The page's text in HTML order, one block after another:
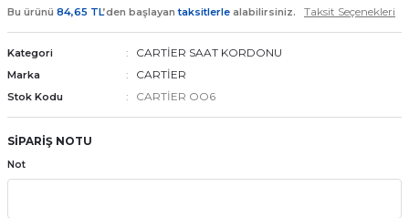
Pili
Kordonları
Bu ürünü 84,65 TL’den başlayantaksitlerle alabilirsiniz. Taksit Seçenekleri
Kategori CARTİER SAAT KORDONU
Marka CARTİER
Stok Kodu CARTİER OO6
SİPARİŞ NOTU
Not